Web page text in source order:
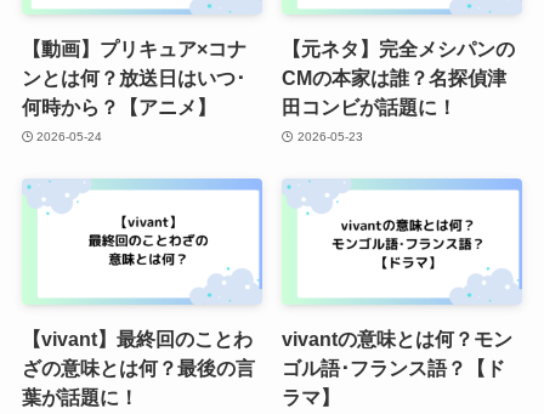
【動画】プリキュア×コナ
ンとは何？放送日はいつ･
何時から？【アニメ】
2026-05-24
【元ネタ】完全メシパンの
CMの本家は誰？名探偵津
田コンビが話題に！
2026-05-23
【vivant】最終回のことわ
ざの意味とは何？最後の言
葉が話題に！
vivantの意味とは何？モン
ゴル語･フランス語？【ド
ラマ】